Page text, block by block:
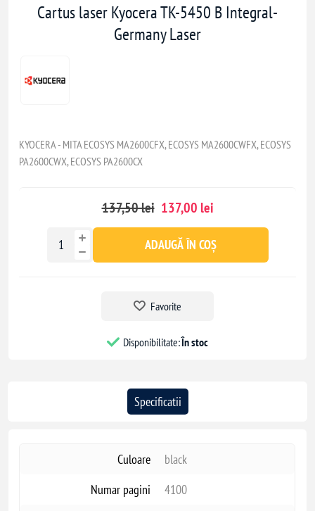
Cartus laser Kyocera TK-5450 B Integral-
Germany Laser
KYOCERA - MITA ECOSYS MA2600CFX, ECOSYS MA2600CWFX, ECOSYS
PA2600CWX, ECOSYS PA2600CX
137,50 lei 137,00 lei
ADAUGĂ ÎN COȘ
Favorite
Disponibilitate:În stoc
Specificatii
Culoare
black
Numar pagini
4100